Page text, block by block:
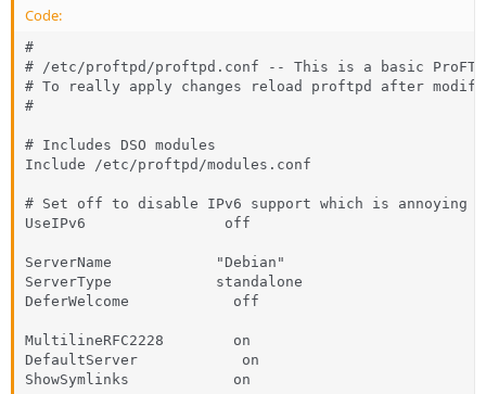
Code:
#
# /etc/proftpd/proftpd.conf -- This is a basic
# To really apply changes reload proftpd after
#
# Includes DSO modules
Include /etc/proftpd/modules.conf
# Set off to disable IPv6 support which is annoying
UseIPv6                off
ServerName            "Debian"
ServerType            standalone
DeferWelcome            off
MultilineRFC2228        on
DefaultServer            on
ShowSymlinks            on